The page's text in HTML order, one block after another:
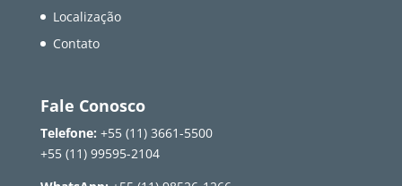
Localização
Contato
Fale Conosco
Telefone: +55 (11) 3661-5500
+55 (11) 99595-2104